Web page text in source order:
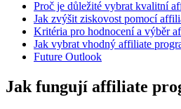
Proč je důležité vybrat kvalitní
Jak zvýšit ziskovost pomocí
Kritéria pro hodnocení a výběr
Jak vybrat vhodný affiliate
Future Outlook
Jak fungují affiliate